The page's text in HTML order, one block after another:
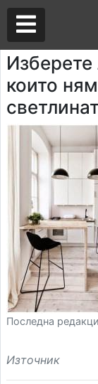
които
Последна
Източник
Аз съм
Търся